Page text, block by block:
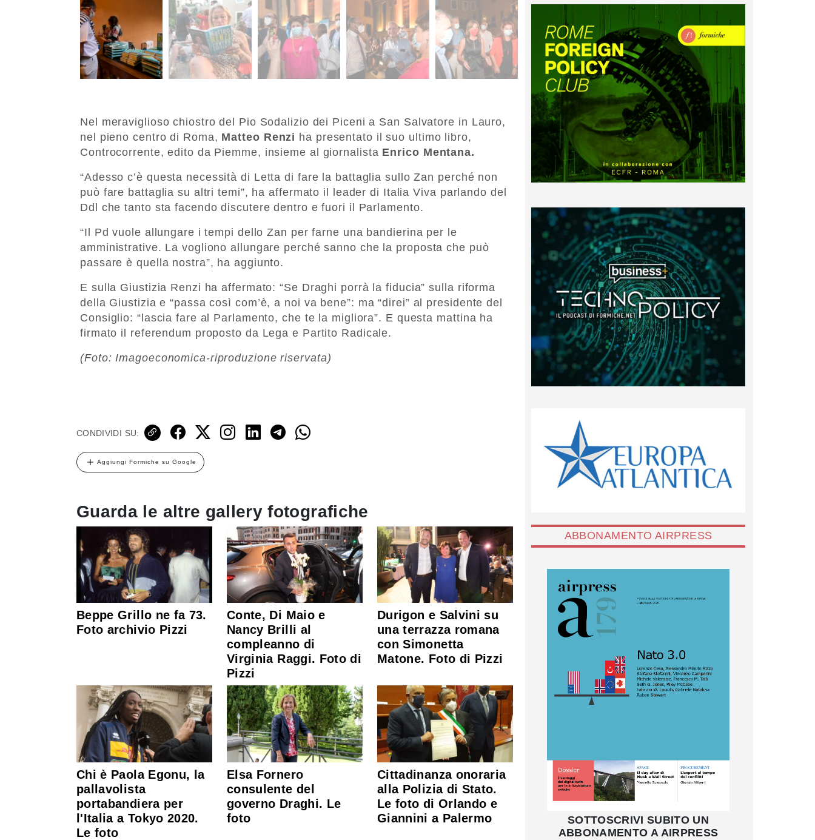
Nel meraviglioso chiostro del Pio Sodalizio dei Piceni a San Salvatore in Lauro,
nel pieno centro di Roma, Matteo Renzi ha presentato il suo ultimo libro,
Controcorrente, edito da Piemme, insieme al giornalista Enrico Mentana.
“Adesso c’è questa necessità di Letta di fare la battaglia sullo Zan perché non
può fare battaglia su altri temi”, ha affermato il leader di Italia Viva parlando del
Ddl che tanto sta facendo discutere dentro e fuori il Parlamento.
“Il Pd vuole allungare i tempi dello Zan per farne una bandierina per le
amministrative. La vogliono allungare perché sanno che la proposta che può
passare è quella nostra”, ha aggiunto.
E sulla Giustizia Renzi ha affermato: “Se Draghi porrà la fiducia” sulla riforma
della Giustizia e “passa così com’è, a noi va bene”: ma “direi” al presidente del
Consiglio: “lascia fare al Parlamento, che te la migliora”. E questa mattina ha
firmato il referendum proposto da Lega e Partito Radicale.
(Foto: Imagoeconomica-riproduzione riservata)
CONDIVIDI SU:
Aggiungi Formiche su Google
Guarda le altre gallery fotografiche
Beppe Grillo ne fa 73.
Foto archivio Pizzi
Conte, Di Maio e
Nancy Brilli al
compleanno di
Virginia Raggi. Foto di
Pizzi
Durigon e Salvini su
una terrazza romana
con Simonetta
Matone. Foto di Pizzi
Chi è Paola Egonu, la
pallavolista
portabandiera per
l'Italia a Tokyo 2020.
Le foto
Elsa Fornero
consulente del
governo Draghi. Le
foto
Cittadinanza onoraria
alla Polizia di Stato.
Le foto di Orlando e
Giannini a Palermo
ABBONAMENTO AIRPRESS
SOTTOSCRIVI SUBITO UN
ABBONAMENTO A AIRPRESS